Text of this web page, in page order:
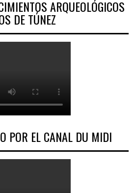
ARQUEOLÓGICOS
DE TÚNEZ
POR EL CANAL DU MIDI